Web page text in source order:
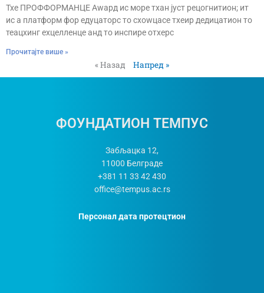
Тхе ПРОФФОРМАНЦЕ Аwард ис море тхан јуст рецогнитион; ит
ис а платформ фор едуцаторс то схоwцасе тхеир дедицатион то
теацхинг еxцелленце анд то инспире отхерс
Прочитајте више »
« Назад Напред »
ФОУНДАТИОН ТЕМПУС
Забљацка 12,
11000 Белграде
+381 11 33 42 430
office@tempus.ac.rs
Персонал дата протецтион